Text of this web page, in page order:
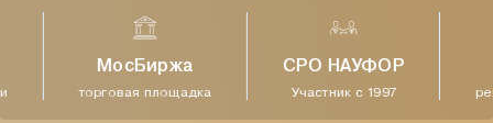
МосБиржа
торговая площадка
СРО НАУФОР
Участник с 1997